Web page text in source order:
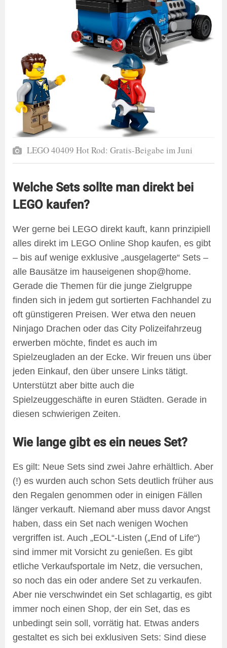
LEGO 40409 Hot Rod: Gratis-Beigabe im Juni
Welche Sets sollte man direkt bei
LEGO kaufen?
Wer gerne bei LEGO direkt kauft, kann prinzipiell
alles direkt im LEGO Online Shop kaufen, es gibt
– bis auf wenige exklusive „ausgelagerte“ Sets –
alle Bausätze im hauseigenen shop@home.
Gerade die Themen für die junge Zielgruppe
finden sich in jedem gut sortierten Fachhandel zu
oft günstigeren Preisen. Wer etwa den neuen
Ninjago Drachen oder das City Polizeifahrzeug
erwerben möchte, findet es auch im
Spielzeugladen an der Ecke. Wir freuen uns über
jeden Einkauf, den über unsere Links tätigt.
Unterstützt aber bitte auch die
Spielzeuggeschäfte in euren Städten. Gerade in
diesen schwierigen Zeiten.
Wie lange gibt es ein neues Set?
Es gilt: Neue Sets sind zwei Jahre erhältlich. Aber
(!) es wurden auch schon Sets deutlich früher aus
den Regalen genommen oder in einigen Fällen
länger verkauft. Niemand aber muss davor Angst
haben, dass ein Set nach wenigen Wochen
vergriffen ist. Auch „EOL“-Listen („End of Life“)
sind immer mit Vorsicht zu genießen. Es gibt
etliche Verkaufsportale im Netz, die versuchen,
so noch das ein oder andere Set zu verkaufen.
Aber nie verschwindet ein Set schlagartig, es gibt
immer noch einen Shop, der ein Set, das es
unbedingt sein soll, vorrätig hat. Etwas anders
gestaltet es sich bei exklusiven Sets: Sind diese